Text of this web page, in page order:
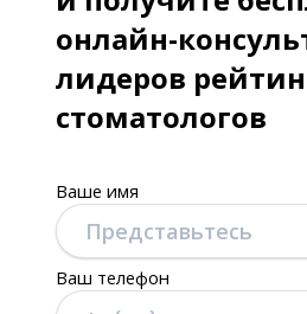
онлайн-
лидеров
стоматологов
Ваше имя
Ваш телефон